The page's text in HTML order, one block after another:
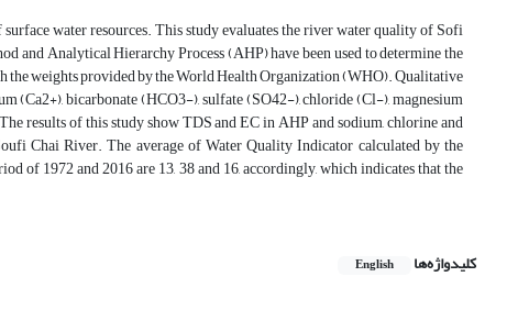
water resources. This study evaluates the river water quality of Sofi
Analytical Hierarchy Process (AHP) have been used to determine the
the weights provided by the World Health Organization (WHO). Qualitative
(Ca2+), bicarbonate (HCO3-), sulfate (SO42-), chloride (Cl-), magnesium
results of this study show TDS and EC in AHP and sodium, chlorine and
Chai River. The average of Water Quality Indicator calculated by the
of 1972 and 2016 are 13, 38 and 16, accordingly, which indicates that the
کلیدواژه‌ها English